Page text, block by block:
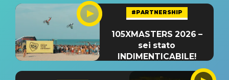
#PARTNERSHIP
105XMASTERS 2026 –
sei stato
INDIMENTICABILE!